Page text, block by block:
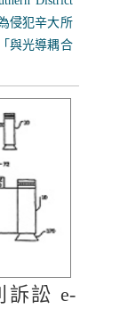
侵犯辛大所
與光導耦合
訴訟 e-